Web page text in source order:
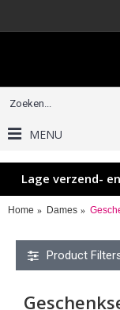
MENU
Lage verzend-
Home Dames
Product